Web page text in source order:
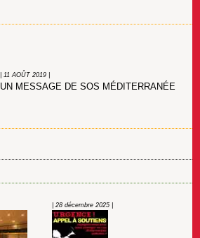
| 11 AOÛT 2019 |
UN MESSAGE DE SOS MÉDITERRANÉE
| 28 décembre 2025 |